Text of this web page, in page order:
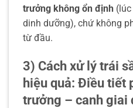
trưởng không ổn định
dinh dưỡng), chứ không
từ đầu.
3) Cách xử lý trái
hiệu quả: Điều tiết
trưởng – canh giai